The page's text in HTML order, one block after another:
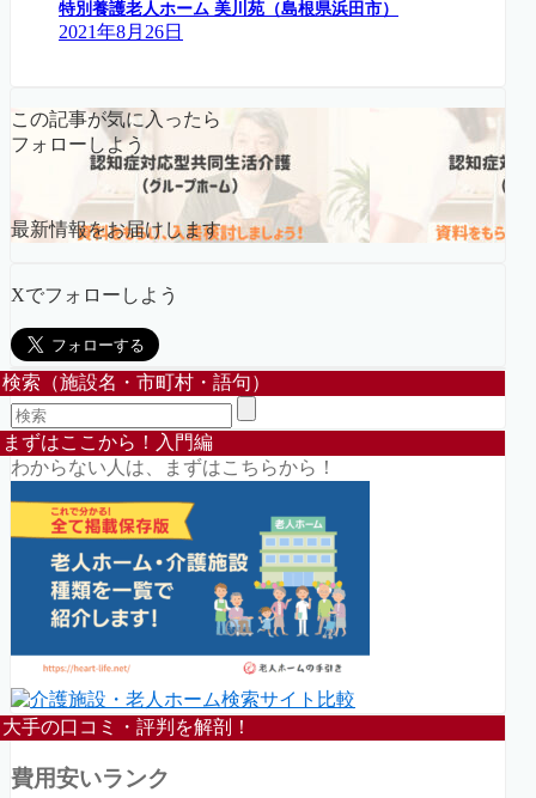
特別養護老人ホーム 美川苑（島根県浜田市）
2021年8月26日
この記事が気に入ったら
フォローしよう
最新情報をお届けします
Xでフォローしよう
検索（施設名・市町村・語句）
まずはここから！入門編
わからない人は、まずはこちらから！
大手の口コミ・評判を解剖！
費用安いランク